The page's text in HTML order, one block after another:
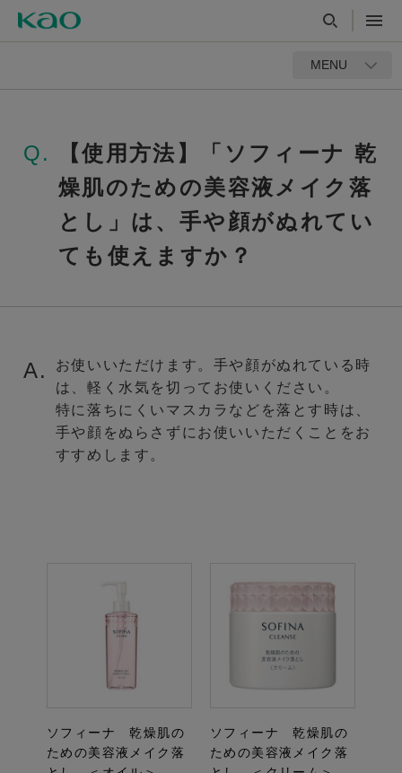
MENU
Q.
【使用方法】「ソフィーナ 乾
燥肌のための美容液メイク落
とし」は、手や顔がぬれてい
ても使えますか？
A.
お使いいただけます。手や顔がぬれている時
は、軽く水気を切ってお使いください。
特に落ちにくいマスカラなどを落とす時は、
手や顔をぬらさずにお使いいただくことをお
すすめします。
ソフィーナ 乾燥肌の
ための美容液メイク落
ソフィーナ 乾燥肌の
ための美容液メイク落